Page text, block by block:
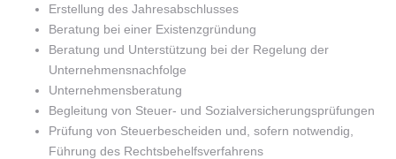
Erstellung des Jahresabschlusses
Beratung bei einer Existenzgründung
Beratung und Unterstützung bei der Regelung der
Unternehmensnachfolge
Unternehmensberatung
Begleitung von Steuer- und Sozialversicherungsprüfungen
Prüfung von Steuerbescheiden und, sofern notwendig,
Führung des Rechtsbehelfsverfahrens